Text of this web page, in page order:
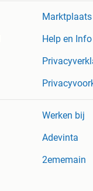
Help en Info
Werken bij
Adevinta
2ememain